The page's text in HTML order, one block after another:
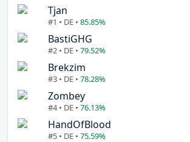
Tjan
#1 • DE • 85.85%
BastiGHG
#2 • DE • 79.52%
Brekzim
#3 • DE • 78.28%
Zombey
#4 • DE • 76.13%
HandOfBlood
#5 • DE • 75.59%